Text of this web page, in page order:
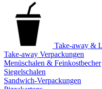
Take-away &
Take-away Verpackungen
Menüschalen & Feinkostbecher
Siegelschalen
Sandwich-Verpackungen